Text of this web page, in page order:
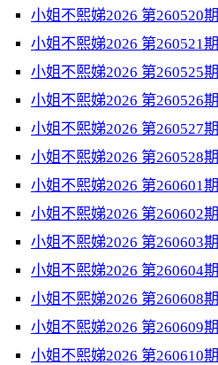
小姐不熙娣2026 第260520期
小姐不熙娣2026 第260521期
小姐不熙娣2026 第260525期
小姐不熙娣2026 第260526期
小姐不熙娣2026 第260527期
小姐不熙娣2026 第260528期
小姐不熙娣2026 第260601期
小姐不熙娣2026 第260602期
小姐不熙娣2026 第260603期
小姐不熙娣2026 第260604期
小姐不熙娣2026 第260608期
小姐不熙娣2026 第260609期
小姐不熙娣2026 第260610期